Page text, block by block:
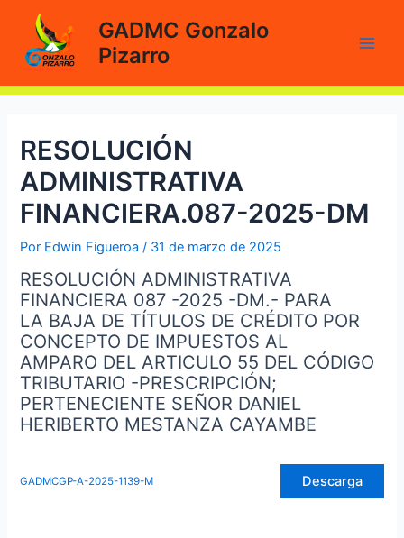
contenido
GADMC Gonzalo
Pizarro
RESOLUCIÓN
ADMINISTRATIVA
FINANCIERA.087-2025-DM
Por Edwin Figueroa/ 31 de marzo de 2025
RESOLUCIÓN ADMINISTRATIVA
FINANCIERA 087 -2025 -DM.- PARA
LA BAJA DE TÍTULOS DE CRÉDITO POR
CONCEPTO DE IMPUESTOS AL
AMPARO DEL ARTICULO 55 DEL CÓDIGO
TRIBUTARIO -PRESCRIPCIÓN;
PERTENECIENTE SEÑOR DANIEL
HERIBERTO MESTANZA CAYAMBE
GADMCGP-A-2025-1139-M Descarga